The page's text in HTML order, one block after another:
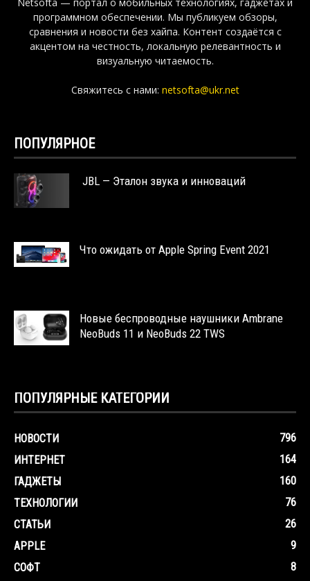
программном обеспечении. Мы публикуем обзоры,
сравнения и новости без хайпа. Контент создаётся с
акцентом на честность, локальную релевантность и
визуальную читаемость.
Свяжитесь с нами: netsofta@ukr.net
ПОПУЛЯРНОЕ
JBL — Эталон звука и инноваций
Что ожидать от Apple Spring Event 2021
Новые беспроводные наушники Ambrane
NeoBuds 11 и NeoBuds 22 TWS
ПОПУЛЯРНЫЕ КАТЕГОРИИ
НОВОСТИ
796
ИНТЕРНЕТ
164
ГАДЖЕТЫ
160
ТЕХНОЛОГИИ
76
СТАТЬИ
26
APPLE
9
СОФТ
8